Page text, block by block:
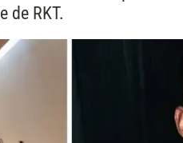
de RKT.